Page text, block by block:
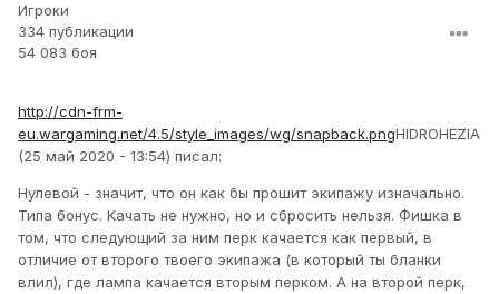
Игроки
334 публикации
54 083 боя
http://cdn-frm-
eu.wargaming.net/4.5/style_images/wg/snapback.pngHIDROHEZIA
(25 май 2020 - 13:54) писал:
Нулевой - значит, что он как бы прошит экипажу изначально.
Типа бонус. Качать не нужно, но и сбросить нельзя. Фишка в
том, что следующий за ним перк качается как первый, в
отличие от второго твоего экипажа (в который ты бланки
влил), где лампа качается вторым перком. А на второй перк,